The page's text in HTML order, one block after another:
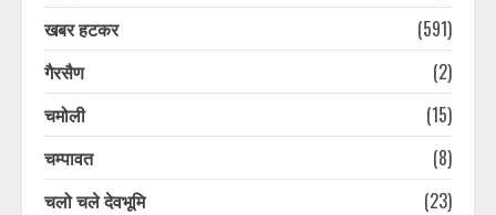
खबर हटकर
(591)
गैरसैण
(2)
चमोली
(15)
चम्पावत
(8)
चलो चले देवभूमि
(23)